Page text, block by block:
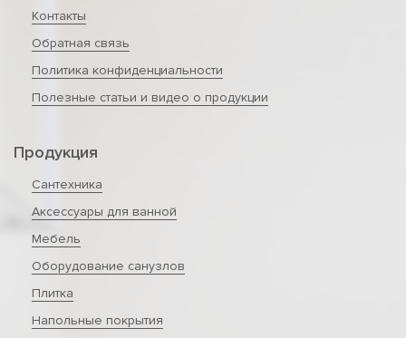
Контакты
Обратная связь
Политика конфиденциальности
Полезные статьи и видео о продукции
Продукция
Сантехника
Аксессуары для ванной
Мебель
Оборудование санузлов
Плитка
Напольные покрытия